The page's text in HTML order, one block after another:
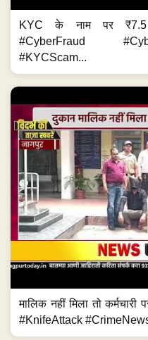
KYC के नाम पर ₹7.5
#CyberFraud
#KYCScam...
मालिक नहीं मिला तो
#KnifeAttack